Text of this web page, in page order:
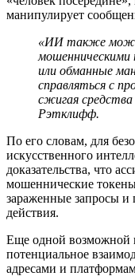
манипулирует
«ИИ также
мошенническими
или обманные
справляться с
сжигая
Рэтклифф.
По его словам, для
искусственного
доказательства, что
мошеннические
зараженные запросы и
действия.
Еще одной возможной
потенциальное
адресами и